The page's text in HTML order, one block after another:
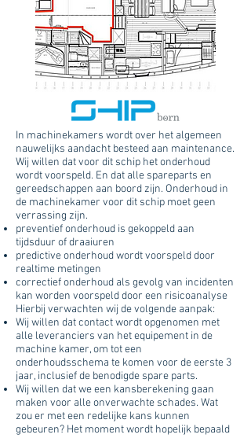
In machinekamers wordt over het algemeen
nauwelijks aandacht besteed aan maintenance.
Wij willen dat voor dit schip het onderhoud
wordt voorspeld. En dat alle spareparts en
gereedschappen aan boord zijn. Onderhoud in
de machinekamer voor dit schip moet geen
verrassing zijn.
preventief onderhoud is gekoppeld aan
tijdsduur of draaiuren
predictive onderhoud wordt voorspeld door
realtime metingen
correctief onderhoud als gevolg van incidenten
kan worden voorspeld door een risicoanalyse
Hierbij verwachten wij de volgende aanpak:
Wij willen dat contact wordt opgenomen met
alle leveranciers van het equipement in de
machine kamer, om tot een
onderhoudsschema te komen voor de eerste 3
jaar, inclusief de benodigde spare parts.
Wij willen dat we een kansberekening gaan
maken voor alle onverwachte schades. Wat
zou er met een redelijke kans kunnen
gebeuren? Het moment wordt hopelijk bepaald